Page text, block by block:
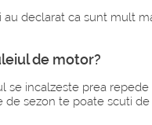
declarat ca sunt mult
de motor?
incalzeste prea
de sezon te poate scuti